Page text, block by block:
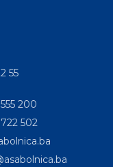
55
200
502